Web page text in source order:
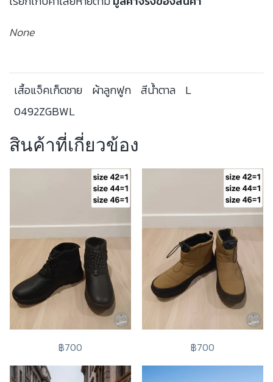
None
เสื้อแจ็คเก็ตชาย ผ้าลูกฟูก สีน้ำตาล
L
0492ZGBWL
สินค้าที่เกี่ยวข้อง
฿700 ฿700